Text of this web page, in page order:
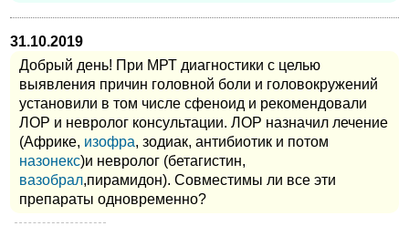
31.10.2019
Добрый день! При МРТ диагностики с целью
выявления причин головной боли и головокружений
установили в том числе сфеноид и рекомендовали
ЛОР и невролог консультации. ЛОР назначил лечение
(Африке, изофра, зодиак, антибиотик и потом
назонекс)и невролог (бетагистин,
вазобрал,пирамидон). Совместимы ли все эти
препараты одновременно?